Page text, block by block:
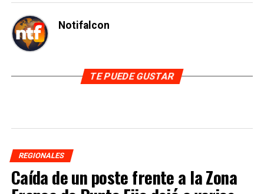
Notifalcon
TE PUEDE GUSTAR
REGIONALES
Caída de un poste frente a la Zona